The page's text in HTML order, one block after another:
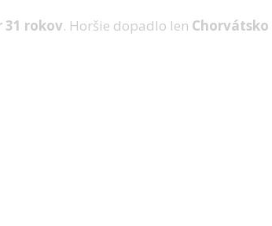
31 rokov. Horšie dopadlo len Chorvátsko